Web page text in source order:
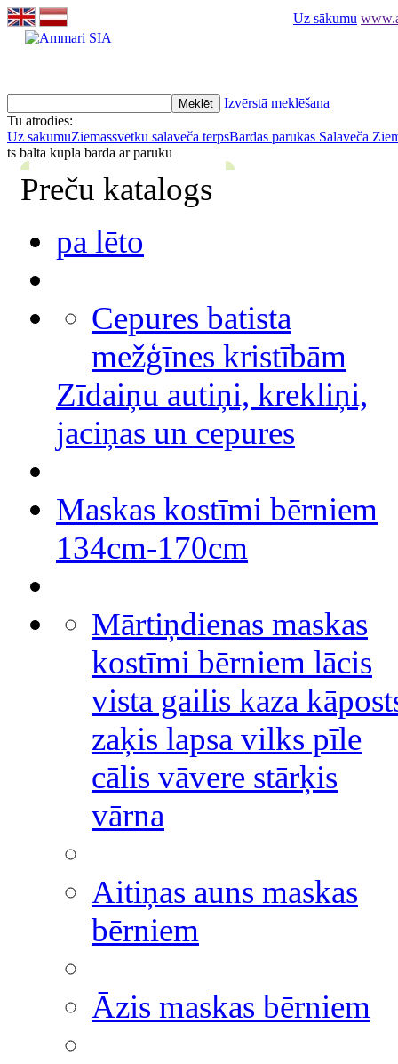
Uz sākumu
Izvērstā meklēšana
Tu atrodies:
Uz sākumuZiemassvētku salaveča tērpsBārdas parūkas Salaveča
ts balta kupla bārda ar parūku
Preču katalogs
pa lēto
Cepures batista
mežģīnes kristībām
Zīdaiņu autiņi, krekliņi,
jaciņas un cepures
Maskas kostīmi bērniem
134cm-170cm
Mārtiņdienas maskas
kostīmi bērniem lācis
vista gailis kaza
zaķis lapsa vilks pīle
cālis vāvere stārķis
vārna
Aitiņas auns maskas
bērniem
Āzis maskas bērniem